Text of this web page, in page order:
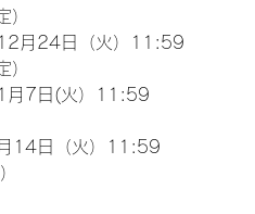
月24日（火）11:59
月7日(火）11:59
14日（火）11:59